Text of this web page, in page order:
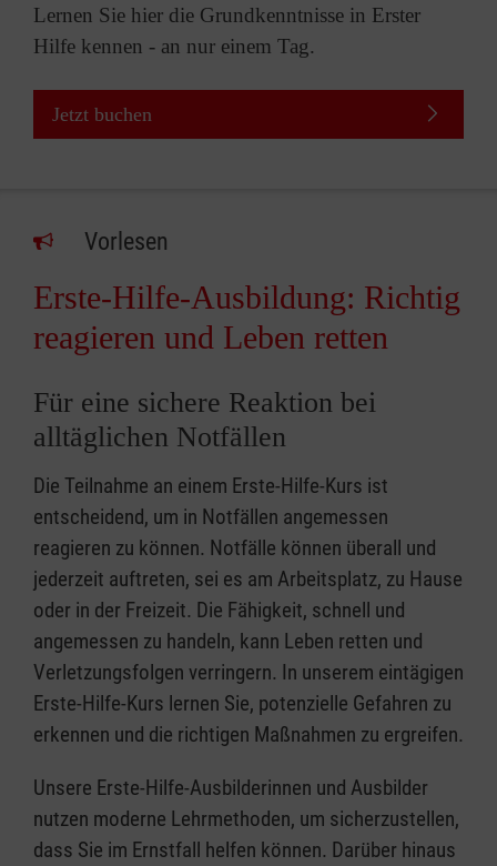
Lernen Sie hier die Grundkenntnisse in Erster
Hilfe kennen - an nur einem Tag.
Jetzt buchen
Vorlesen
Erste-Hilfe-Ausbildung: Richtig
reagieren und Leben retten
Für eine sichere Reaktion bei
alltäglichen Notfällen
Die Teilnahme an einem Erste-Hilfe-Kurs ist
entscheidend, um in Notfällen angemessen
reagieren zu können. Notfälle können überall und
jederzeit auftreten, sei es am Arbeitsplatz, zu Hause
oder in der Freizeit. Die Fähigkeit, schnell und
angemessen zu handeln, kann Leben retten und
Verletzungsfolgen verringern. In unserem eintägigen
Erste-Hilfe-Kurs lernen Sie, potenzielle Gefahren zu
erkennen und die richtigen Maßnahmen zu ergreifen.
Unsere Erste-Hilfe-Ausbilderinnen und Ausbilder
nutzen moderne Lehrmethoden, um sicherzustellen,
dass Sie im Ernstfall helfen können. Darüber hinaus